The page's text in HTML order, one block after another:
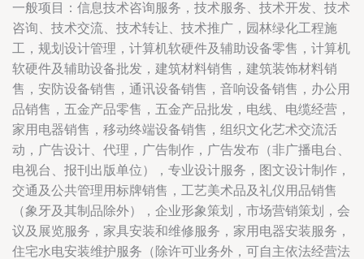
一般项目：信息技术咨询服务，技术服务、技术开发、技术
咨询、技术交流、技术转让、技术推广，园林绿化工程施
工，规划设计管理，计算机软硬件及辅助设备零售，计算机
软硬件及辅助设备批发，建筑材料销售，建筑装饰材料销
售，安防设备销售，通讯设备销售，音响设备销售，办公用
品销售，五金产品零售，五金产品批发，电线、电缆经营，
家用电器销售，移动终端设备销售，组织文化艺术交流活
动，广告设计、代理，广告制作，广告发布（非广播电台、
电视台、报刊出版单位），专业设计服务，图文设计制作，
交通及公共管理用标牌销售，工艺美术品及礼仪用品销售
（象牙及其制品除外），企业形象策划，市场营销策划，会
议及展览服务，家具安装和维修服务，家用电器安装服务，
住宅水电安装维护服务（除许可业务外，可自主依法经营法